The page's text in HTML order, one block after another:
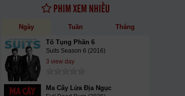
PHIM XEM NHIỀU
Ngày Tuần Tháng
Tố Tụng Phần 6
Suits Season 6 (2016)
3 view day
Ma Cây Lửa Địa Ngục